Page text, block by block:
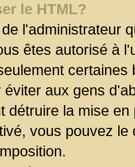
le HTML?
l'administrateur
êtes autorisé à
éviter aux gens
détruire la mise
vous pouvez